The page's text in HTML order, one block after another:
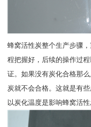
蜂窝活性炭整个生产步骤
程把握好，后续的操作过
证。如果没有炭化合格那
炭就不会合格。这就是有
以炭化温度是影响蜂窝活